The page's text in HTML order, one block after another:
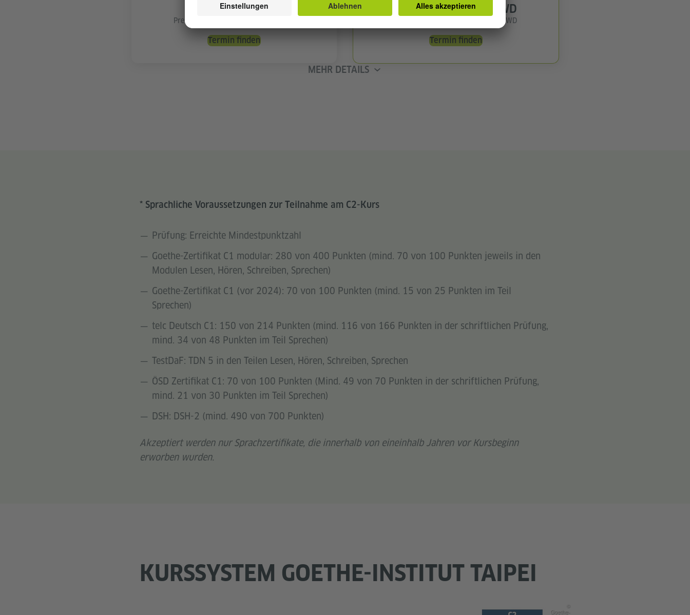
9.500 TWD
Preis pro Unterrichtsstunde: 183 TWD
Termin finden
25.500 TWD
Preis pro Unterrichtsstunde: 163 TWD
Termin finden
MEHR DETAILS
* Sprachliche Voraussetzungen zur Teilnahme am C2-Kurs
Prüfung: Erreichte Mindestpunktzahl
Goethe-Zertifikat C1 modular: 280 von 400 Punkten (mind. 70 von 100 Punkten jeweils in den
Modulen Lesen, Hören, Schreiben, Sprechen)
Goethe-Zertifikat C1 (vor 2024): 70 von 100 Punkten (mind. 15 von 25 Punkten im Teil
Sprechen)
telc Deutsch C1: 150 von 214 Punkten (mind. 116 von 166 Punkten in der schriftlichen Prüfung,
mind. 34 von 48 Punkten im Teil Sprechen)
TestDaF: TDN 5 in den Teilen Lesen, Hören, Schreiben, Sprechen
ÖSD Zertifikat C1: 70 von 100 Punkten (Mind. 49 von 70 Punkten in der schriftlichen Prüfung,
mind. 21 von 30 Punkten im Teil Sprechen)
DSH: DSH-2 (mind. 490 von 700 Punkten)
Akzeptiert werden nur Sprachzertifikate, die innerhalb von eineinhalb Jahren vor Kursbeginn
erworben wurden.
KURSSYSTEM GOETHE-INSTITUT TAIPEI
Goethe-